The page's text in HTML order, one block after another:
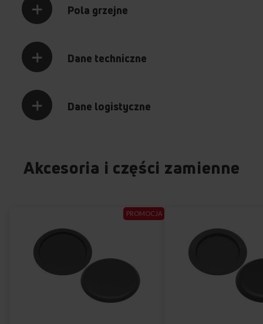
Pola grzejne
Dane techniczne
Dane logistyczne
Akcesoria i części zamienne
PROMOCJA